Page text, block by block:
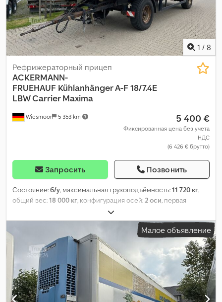
1 / 8
Wiesmoor 5 353 km
Рефрижераторный прицеп
ACKERMANN-
FRUEHAUF Kühlanhänger A-F 18/7.4E
LBW Carrier Maxima
5 400 €
Фиксированная цена без учета
НДС
(6 426 € брутто)
Запросить Позвонить
Состояние:б/у, максимальная грузоподъёмность:11 720 кг,
общий вес:18 000 кг , конфигурация осей: 2 оси , первая
, следующая проверка (TÜV):
длина грузового отсека:7 200 мм, ширина пространства для
, высота грузового отсека:2 250 мм, общая
2 600 мм , общая высота:
Малое объявление